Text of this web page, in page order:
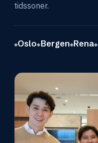
tidssoner.
◆Oslo◆Bergen◆Rena◆